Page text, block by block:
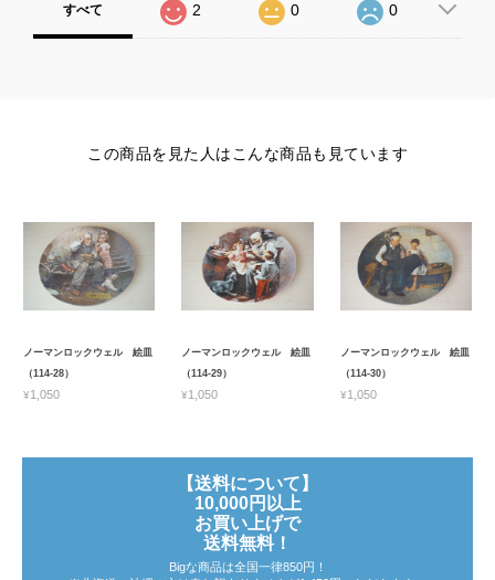
すべて 2 0 0
この商品を見た人はこんな商品も見ています
ノーマンロックウェル 絵皿
（114-28）
¥1,050
ノーマンロックウェル 絵皿
（114-29）
¥1,050
ノーマンロックウェル 絵皿
（114-30）
¥1,050
【送料について】
10,000円以上
お買い上げで
送料無料！
Bigな商品は全国一律850円！